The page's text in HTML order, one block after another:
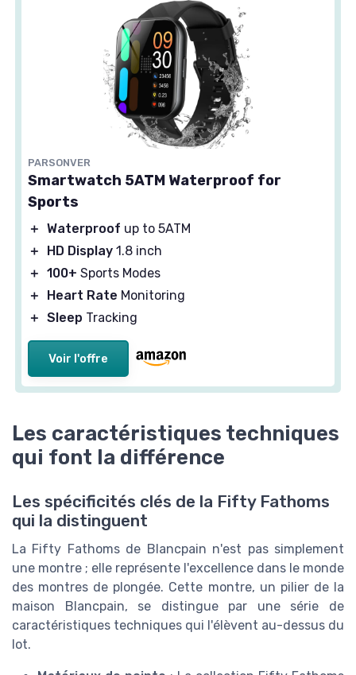
PARSONVER
Smartwatch 5ATM Waterproof for
Sports
＋ Waterproof up to 5ATM
＋
HD Display 1.8 inch
＋ 100+ Sports Modes
＋
Heart Rate Monitoring
＋ Sleep Tracking
Voir l'offre
Les caractéristiques techniques
qui font la différence
Les spécificités clés de la Fifty Fathoms
qui la distinguent
La Fifty Fathoms de Blancpain n'est pas simplement
une montre ; elle représente l'excellence dans le monde
des montres de plongée. Cette montre, un pilier de la
maison Blancpain, se distingue par une série de
caractéristiques techniques qui l'élèvent au-dessus du
lot.